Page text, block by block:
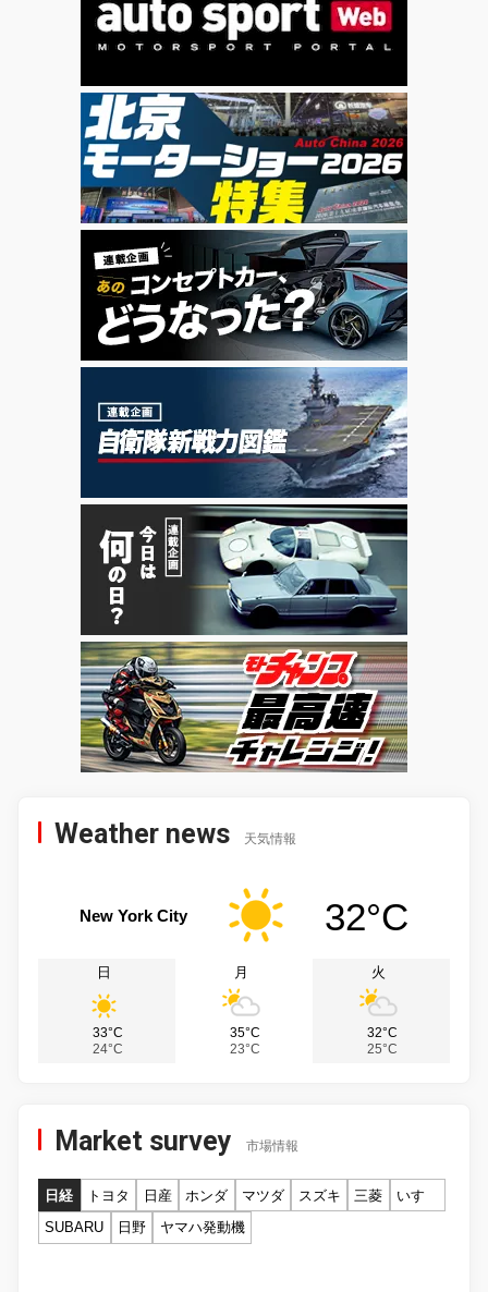
Weather news 天気情報
New York City 32°C
日
33°C
24°C
月
35°C
23°C
火
32°C
25°C
Market survey 市場情報
日経 トヨタ 日産 ホンダ マツダ スズキ 三菱
いすゞ
SUBARU
日野 ヤマハ発動機